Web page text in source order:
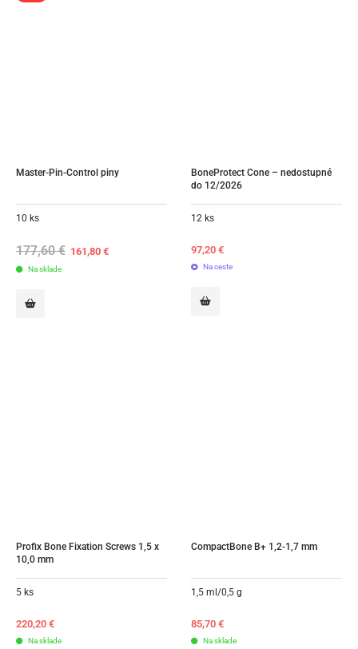
Master-Pin-Control piny
10 ks
177,60€ Original
price
161,80€Current
Na sklade
BoneProtect Cone – nedostupné
do 12/2026
12 ks
97,20 €
Na ceste
Profix Bone Fixation Screws 1,5 x
10,0 mm
5 ks
220,20 €
Na sklade
CompactBone B+ 1,2-1,7 mm
1,5 ml/0,5 g
85,70 €
Na sklade